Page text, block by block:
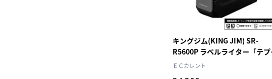
キングジム(KING JIM) SR-
R5600P ラベルライター「テプ
ラ」PRO PC/スマホ対応 4～
ＥＣカレント